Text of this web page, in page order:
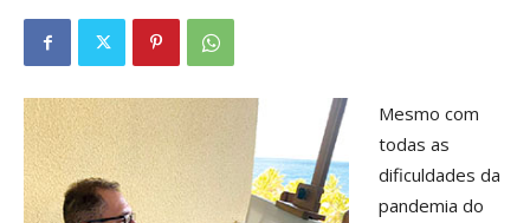
Mesmo com
todas as
dificuldades da
pandemia do